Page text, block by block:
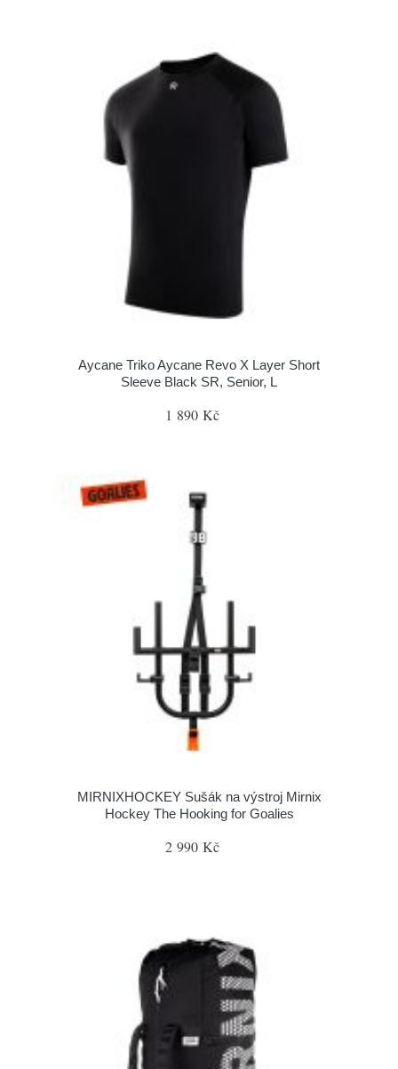
Aycane Triko Aycane Revo X Layer Short
Sleeve Black SR, Senior, L
1 890 Kč
MIRNIXHOCKEY Sušák na výstroj Mirnix
Hockey The Hooking for Goalies
2 990 Kč